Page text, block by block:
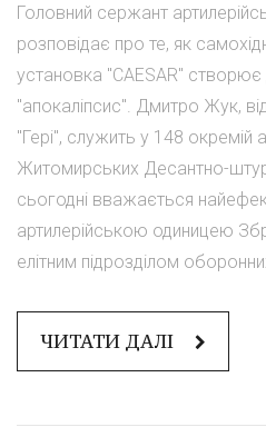
Головний сержант
розповідає про те, як
установка "CAESAR"
"апокаліпсис". Дмитро Жук,
"Гері", служить у 148 окремій
Житомирських Десантно-
сьогодні вважається
артилерійською одиницею
елітним підрозділом
ЧИТАТИ ДАЛІ